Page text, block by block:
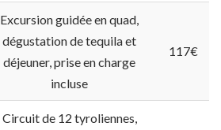
Excursion guidée en quad,
dégustation de tequila et
déjeuner, prise en charge
incluse
117€
Circuit de 12 tyroliennes,